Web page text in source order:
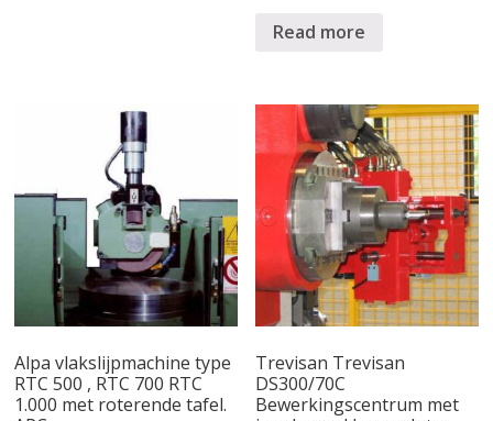
Read more
Alpa vlakslijpmachine type
RTC 500 , RTC 700 RTC
1.000 met roterende tafel.
Trevisan Trevisan
DS300/70C
Bewerkingscentrum met